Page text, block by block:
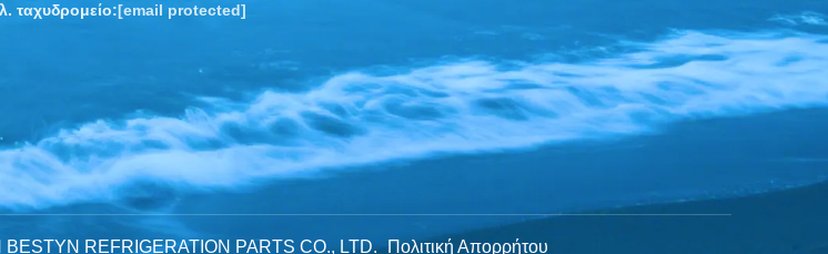
ταχυδρομείο:[email protected]
BESTYN REFRIGERATION PARTS CO., LTD. Πολιτική Απορρήτου